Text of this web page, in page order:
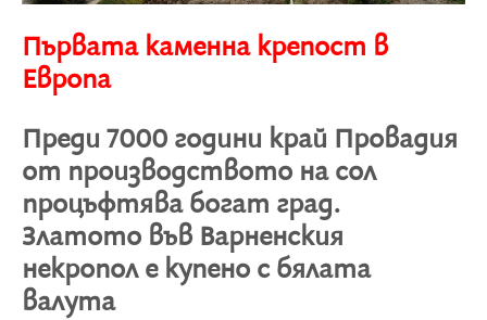
Първата каменна крепост в
Eвропа
Преди 7000 години край Провадия
от производството на сол
процъфтява богат град.
Златото във Варненския
некропол е купено с бялата
валута